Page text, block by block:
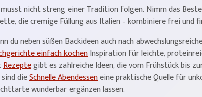
nicht streng einer Tradition folgen. Nimm das
die cremige Füllung aus Italien – kombiniere frei und
du neben süßen Backideen auch nach
einfach kochenInspiration für leichte,
Rezeptegibt es zahlreiche Ideen, die vom Frühstück bis
dieSchnelle Abendesseneine praktische Quelle für
wunderbar ergänzen lassen.